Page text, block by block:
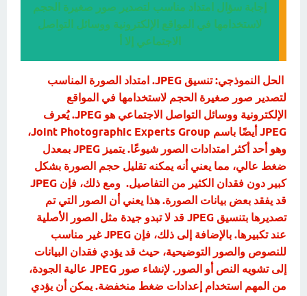
إجابة سؤال امتداد مناسب لتصدير صور صغيرة الحجم
لاستخدامها في المواقع الإلكترونية ووسائل التواصل
الاجتماعي إلا أ
الحل النموذجي: تنسيق JPEG. امتداد الصورة المناسب
لتصدير صور صغيرة الحجم لاستخدامها في المواقع
الإلكترونية ووسائل التواصل الاجتماعي هو JPEG. يُعرف
JPEG أيضًا باسم Joint Photographic Experts Group،
وهو أحد أكثر امتدادات الصور شيوعًا. يتميز JPEG بمعدل
ضغط عالي، مما يعني أنه يمكنه تقليل حجم الصورة بشكل
كبير دون فقدان الكثير من التفاصيل. ومع ذلك، فإن JPEG
قد يفقد بعض بيانات الصورة. هذا يعني أن الصور التي تم
تصديرها بتنسيق JPEG قد لا تبدو جيدة مثل الصور الأصلية
عند تكبيرها. بالإضافة إلى ذلك، فإن JPEG غير مناسب
للنصوص والصور التوضيحية، حيث قد يؤدي فقدان البيانات
إلى تشويه النص أو الصور. لإنشاء صور JPEG عالية الجودة،
من المهم استخدام إعدادات ضغط منخفضة. يمكن أن يؤدي